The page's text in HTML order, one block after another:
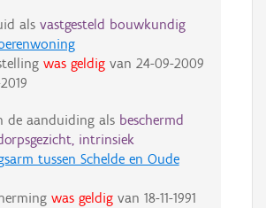
als vastgesteld bouwkundig
was geldigvan 24-09-2009
de aanduiding als beschermd
intrinsiek
tussen Schelde en Oude
was geldigvan 18-11-1991